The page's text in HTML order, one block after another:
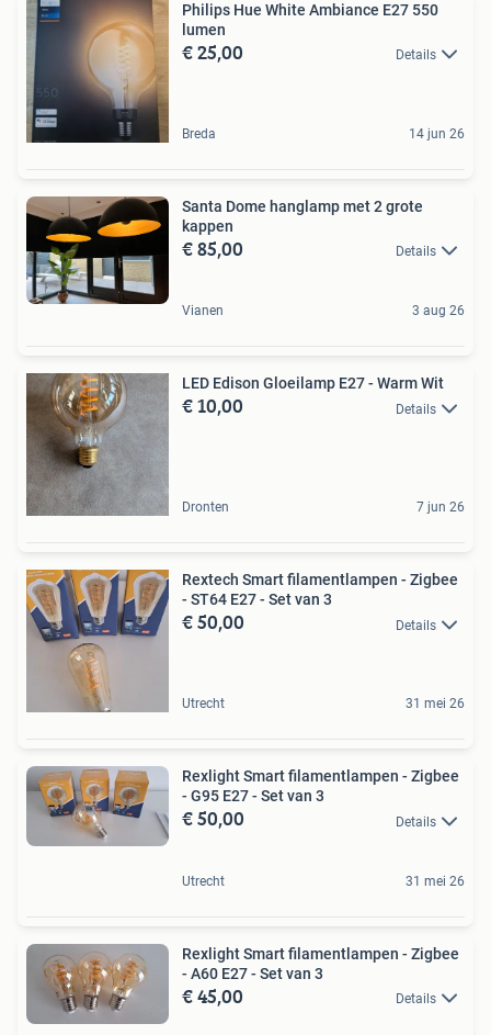
Philips Hue White Ambiance E27 550
lumen
€ 25,00 Details
Breda 14 jun 26
Santa Dome hanglamp met 2 grote
kappen
€ 85,00 Details
Vianen 3 aug 26
LED Edison Gloeilamp E27 - Warm Wit
€ 10,00 Details
Dronten 7 jun 26
Rextech Smart filamentlampen - Zigbee
- ST64 E27 - Set van 3
€ 50,00 Details
Utrecht 31 mei 26
Rexlight Smart filamentlampen - Zigbee
- G95 E27 - Set van 3
€ 50,00 Details
Utrecht 31 mei 26
Rexlight Smart filamentlampen - Zigbee
- A60 E27 - Set van 3
€ 45,00 Details